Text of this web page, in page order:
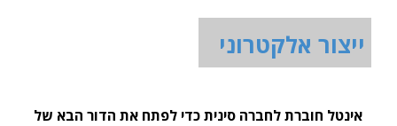
ייצור אלקטרוני
אינטל חוברת לחברה סינית כדי לפתח את הדור הבא של